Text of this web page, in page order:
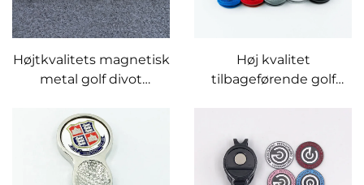
Højtkvalitets magnetisk
metal golf divot
messing, sølv og kobber
golf pitchgaffel med
brugerdefineret
boldmærke
Høj kvalitet
tilbageførende golf
bold markør pitchgaffel